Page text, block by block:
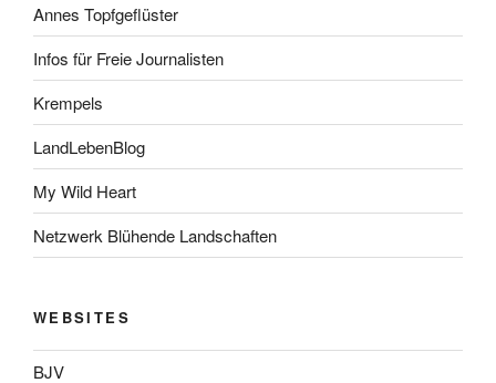
Annes Topfgeflüster
Infos für Freie Journalisten
Krempels
LandLebenBlog
My Wild Heart
Netzwerk Blühende Landschaften
WEBSITES
BJV